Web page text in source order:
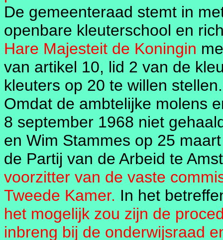
De gemeenteraad stemt in
openbare kleuterschool en
Hare Majesteit de Koningin
van artikel 10, lid 2 van de
kleuters op 20 te willen stellen.
Omdat de ambtelijke molens
8 september 1968 niet
en Wim Stammes op 25
de Partij van de Arbeid te
voorzitter van de vaste
Tweede Kamer. In het
het mogelijk zou zijn de
inbreng bij de onderwijsraad